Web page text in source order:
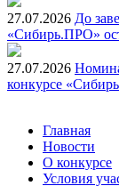
27.07.2026 До
«Сибирь.ПРО»
27.07.2026
конкурсе
Главная
Новости
О конкурсе
Условия